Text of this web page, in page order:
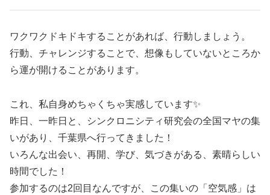
ワクワクドキドキすることがあれば、行動しましょう。
行動、チャレンジすることで、想像もしていないところか
ら運が開けることがあります。
これ、私自身めちゃくちゃ実感しています✨
昨日、一昨日と、シンクロニシティ研究会の全国マヤの集
いがあり、千葉県へ行ってきました！
いろんな出会い、再開、学び、気づきがある、素晴らしい
時間でした！
参加するのは2回目なんですが、この集いの「空気感」は